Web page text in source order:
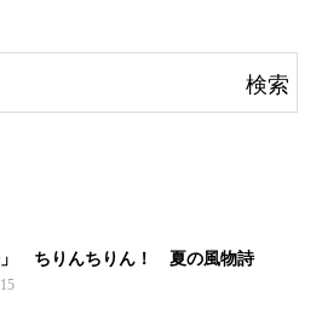
」 ちりんちりん！ 夏の風物詩